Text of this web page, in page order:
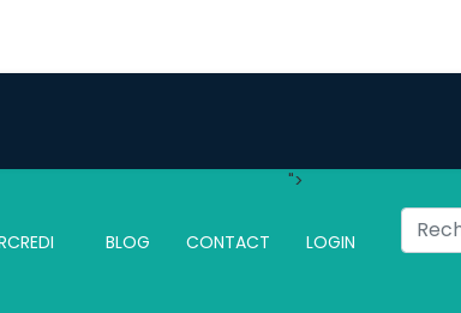
BLOG CONTACT
">
LOGIN